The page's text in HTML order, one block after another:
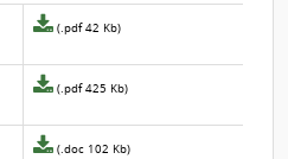
Archivo
de
la
Nº
2
(.pdf 42 Kb)
Archivo
de
la
(.pdf 425 Kb)
Archivo
(.doc 102 Kb)